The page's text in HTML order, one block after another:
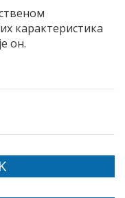
карактеристика
он.